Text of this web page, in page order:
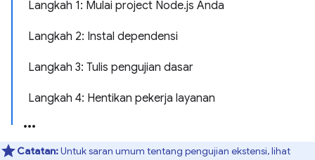
Langkah 1: Mulai project Node.js Anda
Langkah 2: Instal dependensi
Langkah 3: Tulis pengujian dasar
Langkah 4: Hentikan pekerja layanan
Catatan:Untuk saran umum tentang pengujian ekstensi, lihat